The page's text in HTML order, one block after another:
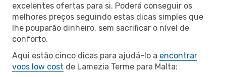
excelentes ofertas para si. Poderá conseguir os
melhores preços seguindo estas dicas simples que
lhe pouparão dinheiro, sem sacrificar o nível de
conforto.
Aqui estão cinco dicas para ajudá-lo a encontrar
voos low cost de Lamezia Terme para Malta: